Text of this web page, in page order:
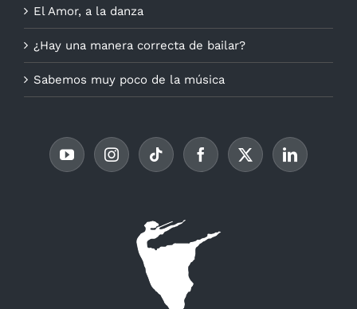
El Amor, a la danza
¿Hay una manera correcta de bailar?
Sabemos muy poco de la música